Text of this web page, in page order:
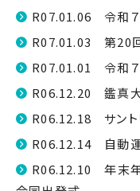
R07.01.06 令和
R07.01.03 第20
R07.01.01 令和７
R06.12.20 鑑真
R06.12.18 サント
R06.12.14 自動運
R06.12.10 年末